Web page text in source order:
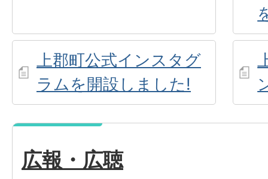
上郡町公式インスタグ
ラムを開設しました!
広報・広聴